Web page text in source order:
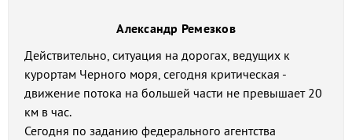
Александр Ремезков
Действительно, ситуация на дорогах, ведущих к
курортам Черного моря, сегодня критическая -
движение потока на большей части не превышает 20
км в час.
Сегодня по заданию федерального агентства